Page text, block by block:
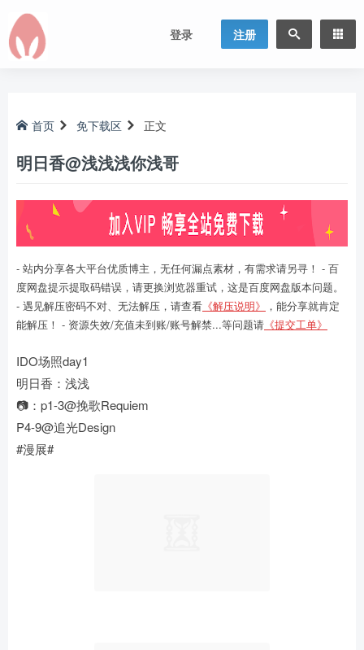
登录 注册
首页 免下载区 正文
明日香@浅浅浅你浅哥
- 站内分享各大平台优质博主，无任何漏点素材，有需求请另寻！ - 百
度网盘提示提取码错误，请更换浏览器重试，这是百度网盘版本问题。
- 遇见解压密码不对、无法解压，请查看 《解压说明》
，能分享就肯定
能解压！ - 资源失效/充值未到账/账号解禁...等问题请 《提交工单》
IDO场照day1
明日香：浅浅
📷：p1-3@挽歌Requiem
P4-9@追光Design
#漫展# ​​​